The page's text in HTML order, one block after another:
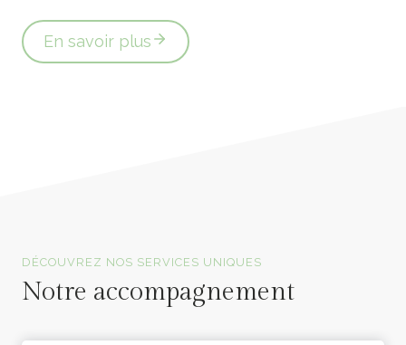
En savoir plus
DÉCOUVREZ NOS SERVICES UNIQUES
Notre accompagnement